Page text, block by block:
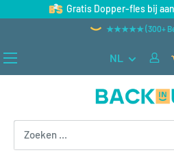
Naar inhoud gaanGratis Dopper-fles bij
★★★★★ (300+
Back in Use
NL